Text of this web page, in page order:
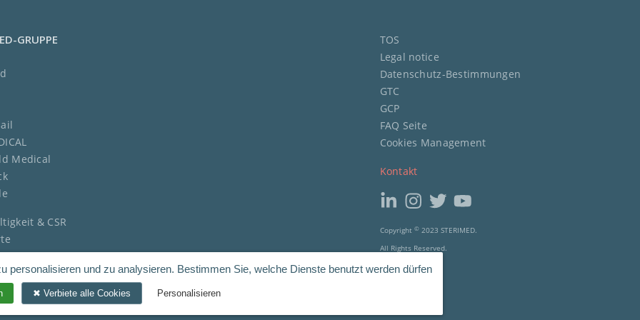
GRUPPE
Medical
& CSR
Equality Index
TOS
Legal notice
Datenschutz-Bestimmungen
GTC
GCP
FAQ Seite
Cookies Management
Kontakt
Copyright ©2023 STERIMED.
All Rights Reserved.
personalisieren und zu analysieren. Bestimmen Sie, welche Dienste benutzt werden dürfen
Verbiete alle Cookies Personalisieren